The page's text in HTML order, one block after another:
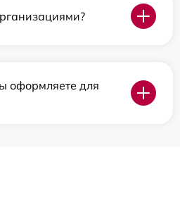
оформляете для